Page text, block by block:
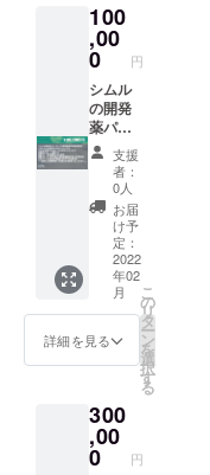
す。 公
式サイ
トにお
名前の
掲載を
させて
いただ
きま
す。
「※支援
時、必
ず備考
欄にご
希望の
お名前
をご記
入くだ
さ
提供
（小）
記念マ
グネッ
トプ
レート
をお送
りいた
しま
す。 創
薬プ
レート
（ガラ
ス製）
に名前
を掲載
させて
いただ
きま
す。
時、必
ず備考
欄にご
希望の
100
,00
0 円
シムル
の開発
薬パイ
プライ
ンの開
発進捗
状況報
告書送
付 CiML
からの
感謝状
をお送
りいた
しま
す。 記
念品
記念手
ぬぐ
い）を
お送り
支援
者：
0人
お届
け予
定：
2022
年02
月
詳細を見る
こ
の
リ
タ
ー
ン
を
選
択
す
る
300
,00
0 円